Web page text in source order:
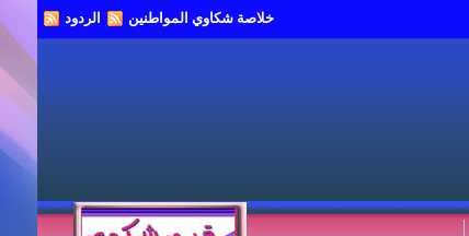
خلاصة شكاوي المواطنين الردود